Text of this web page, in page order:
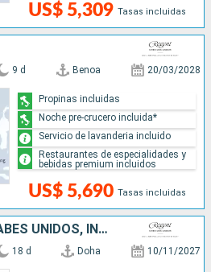
US$ 5,309 Tasas incluidas
9 d Benoa 20/03/2028
US$ 5,690 Tasas incluidas
Propinas incluidas
Noche pre-crucero incluida*
Servicio de lavanderia incluido
Restaurantes de especialidades y
bebidas premium incluidos
QATAR, EMIRATOS ÁRABES UNIDOS, INDIA, MALDIVAS, SRI LANKA, TAILANDIA, SINGAPUR
18 d Doha 10/11/2027